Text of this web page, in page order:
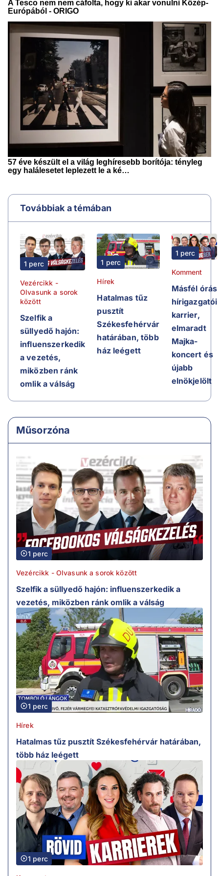
Továbbiak a témában
1 perc
Vezércikk -
Olvasunk a sorok
között
Szelfik a
süllyedő hajón:
influenszerkedik
a vezetés,
miközben ránk
omlik a válság
1 perc
Hírek
Hatalmas tűz
pusztít
Székesfehérvár
határában, több
ház leégett
1 perc
Komment
Másfél órás
hírigazgatói
karrier,
elmaradt
Majka-
koncert és
újabb
elnökjelölt
Műsorzóna
1 perc
Vezércikk - Olvasunk a sorok között
Szelfik a süllyedő hajón: influenszerkedik a
vezetés, miközben ránk omlik a válság
1 perc
Hírek
Hatalmas tűz pusztít Székesfehérvár határában,
több ház leégett
1 perc